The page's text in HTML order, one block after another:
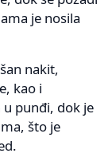
je nosila
nakit,
kao i
u punđi, dok je
što je